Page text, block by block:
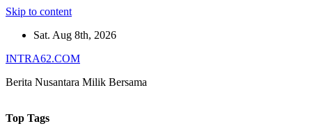
Skip to content
Sat. Aug 8th, 2026
INTRA62.COM
Berita Nusantara Milik Bersama
Top Tags